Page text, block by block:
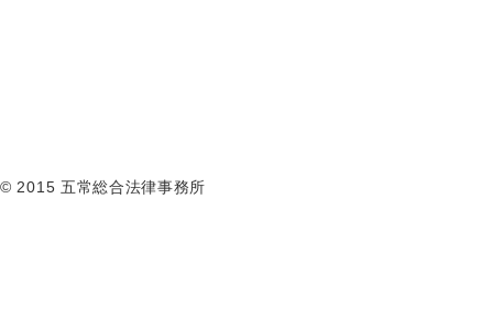
© 2015 五常総合法律事務所